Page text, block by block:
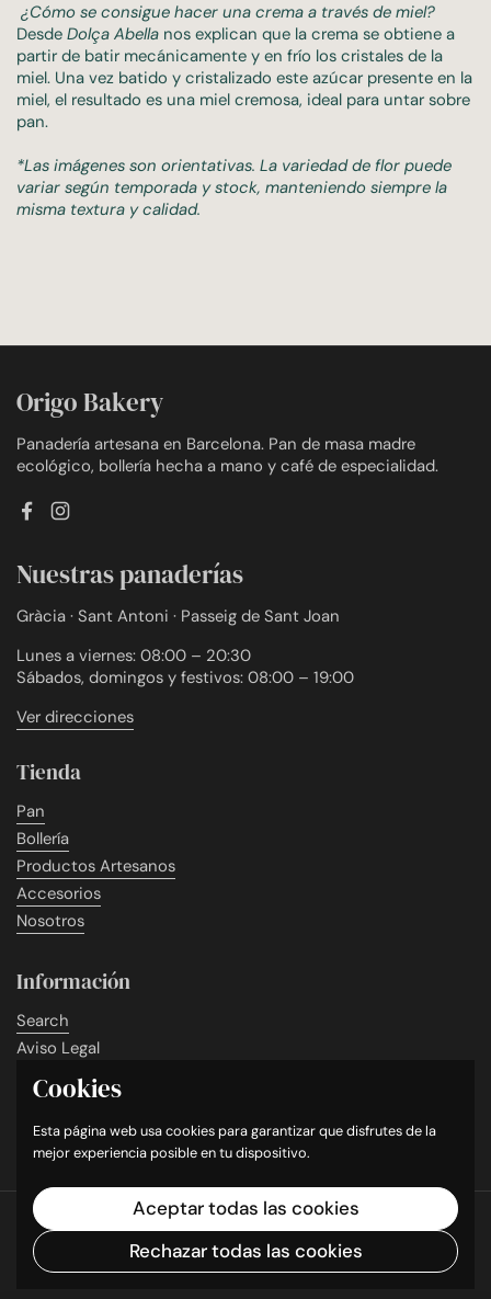
¿Cómo se consigue hacer una crema a través de miel?
Desde Dolça Abella nos explican que la crema se obtiene a
partir de batir mecánicamente y en frío los cristales de la
miel. Una vez batido y cristalizado este azúcar presente en la
miel, el resultado es una miel cremosa, ideal para untar sobre
pan.
*Las imágenes son orientativas. La variedad de flor puede
variar según temporada y stock, manteniendo siempre la
misma textura y calidad.
Origo Bakery
Panadería artesana en Barcelona. Pan de masa madre
ecológico, bollería hecha a mano y café de especialidad.
FacebookInstagram
Nuestras panaderías
Gràcia · Sant Antoni · Passeig de Sant Joan
Lunes a viernes: 08:00 – 20:30
Sábados, domingos y festivos: 08:00 – 19:00
Ver direcciones
Tienda
Pan
Bollería
Productos Artesanos
Accesorios
Nosotros
Información
Search
Aviso Legal
Condiciones de Venta
Política de Cookies
Política de Privacidad
Derechos de autor © 2026Origo Bakery.Tecnología de
Shopify
Idioma
Castellano
Cookies
Esta página web usa cookies para garantizar que disfrutes de la
mejor experiencia posible en tu dispositivo.
Aceptar todas las cookies
Rechazar todas las cookies